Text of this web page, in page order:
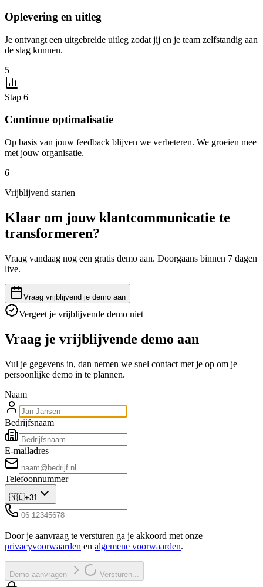
Oplevering en uitleg
Je ontvangt een uitgebreide uitleg zodat jij en je team zelfstandig aan
de slag kunnen.
5
Stap 6
Continue optimalisatie
Op basis van jouw feedback blijven we verbeteren. We groeien mee
met jouw organisatie.
6
Vrijblijvend starten
Klaar om jouw klantcommunicatie te
transformeren?
Vraag vandaag nog een gratis demo aan. Doorgaans binnen 7 dagen
live.
Vraag vrijblijvend je demo aan
Vergeet je vrijblijvende demo niet
Vraag je vrijblijvende demo aan
Vul je gegevens in, dan nemen we snel contact met je op om je
persoonlijke demo in te plannen.
Naam
Bedrijfsnaam
E-mailadres
Telefoonnummer
🇳🇱+31
Door je aanvraag te versturen ga je akkoord met onze
privacyvoorwaarden en algemene voorwaarden.
Demo aanvragen Versturen...